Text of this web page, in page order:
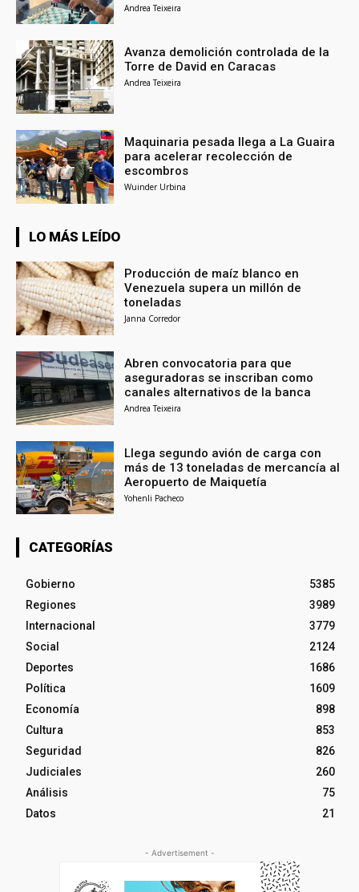
Andrea Teixeira
Avanza demolición controlada de la
Torre de David en Caracas
Andrea Teixeira
Maquinaria pesada llega a La Guaira
para acelerar recolección de
escombros
Wuinder Urbina
LO MÁS LEÍDO
Producción de maíz blanco en
Venezuela supera un millón de
toneladas
Janna Corredor
Abren convocatoria para que
aseguradoras se inscriban como
canales alternativos de la banca
Andrea Teixeira
Llega segundo avión de carga con
más de 13 toneladas de mercancía al
Aeropuerto de Maiquetía
Yohenli Pacheco
CATEGORÍAS
Gobierno
5385
Regiones
3989
Internacional
3779
Social
2124
Deportes
1686
Política
1609
Economía
898
Cultura
853
Seguridad
826
Judiciales
260
Análisis
75
Datos
21
- Advertisement -